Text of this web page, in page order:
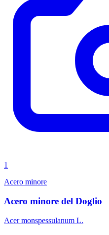
1
Acero minore
Acero minore del Doglio
Acer monspessulanum L.